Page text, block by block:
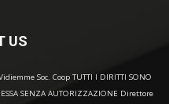
US
Soc. Coop TUTTI I DIRITTI SONO
SENZA AUTORIZZAZIONE Direttore